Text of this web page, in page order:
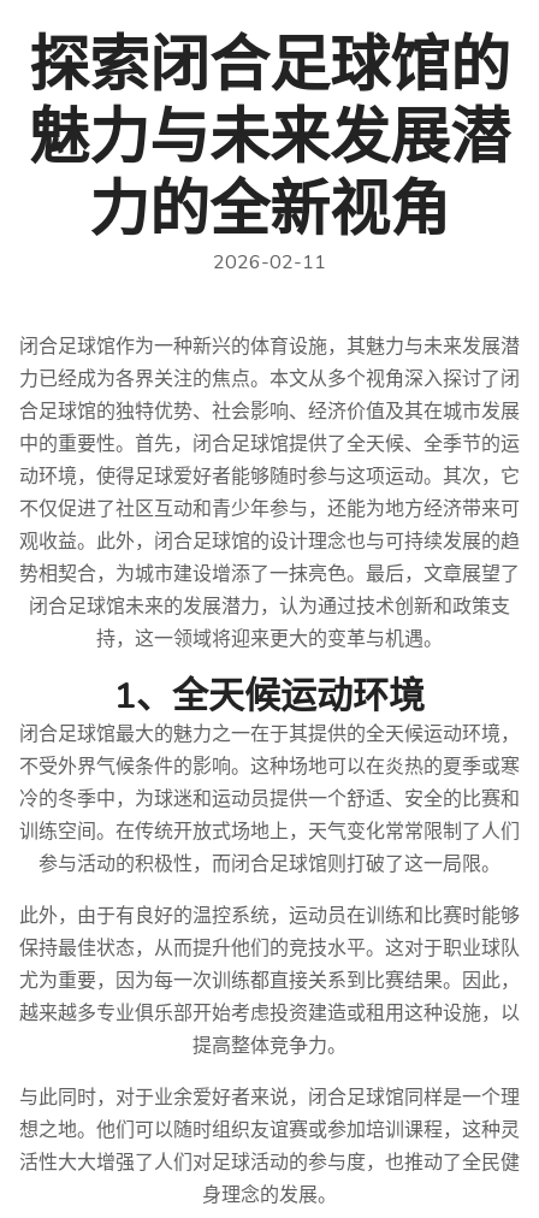
探索闭合足球馆的
魅力与未来发展潜
力的全新视角
2026-02-11
闭合足球馆作为一种新兴的体育设施，其魅力与未来发展潜
力已经成为各界关注的焦点。本文从多个视角深入探讨了闭
合足球馆的独特优势、社会影响、经济价值及其在城市发展
中的重要性。首先，闭合足球馆提供了全天候、全季节的运
动环境，使得足球爱好者能够随时参与这项运动。其次，它
不仅促进了社区互动和青少年参与，还能为地方经济带来可
观收益。此外，闭合足球馆的设计理念也与可持续发展的趋
势相契合，为城市建设增添了一抹亮色。最后，文章展望了
闭合足球馆未来的发展潜力，认为通过技术创新和政策支
持，这一领域将迎来更大的变革与机遇。
1、全天候运动环境
闭合足球馆最大的魅力之一在于其提供的全天候运动环境，
不受外界气候条件的影响。这种场地可以在炎热的夏季或寒
冷的冬季中，为球迷和运动员提供一个舒适、安全的比赛和
训练空间。在传统开放式场地上，天气变化常常限制了人们
参与活动的积极性，而闭合足球馆则打破了这一局限。
此外，由于有良好的温控系统，运动员在训练和比赛时能够
保持最佳状态，从而提升他们的竞技水平。这对于职业球队
尤为重要，因为每一次训练都直接关系到比赛结果。因此，
越来越多专业俱乐部开始考虑投资建造或租用这种设施，以
提高整体竞争力。
与此同时，对于业余爱好者来说，闭合足球馆同样是一个理
想之地。他们可以随时组织友谊赛或参加培训课程，这种灵
活性大大增强了人们对足球活动的参与度，也推动了全民健
身理念的发展。